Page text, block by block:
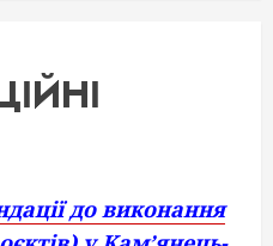
до виконання